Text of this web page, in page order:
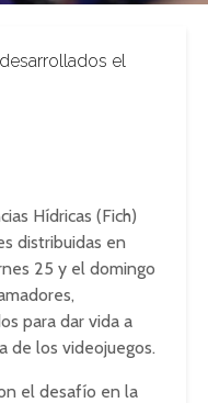
el
Hídricas (Fich)
distribuidas en
25 y el domingo
para dar vida a
de los videojuegos.
el desafío en la